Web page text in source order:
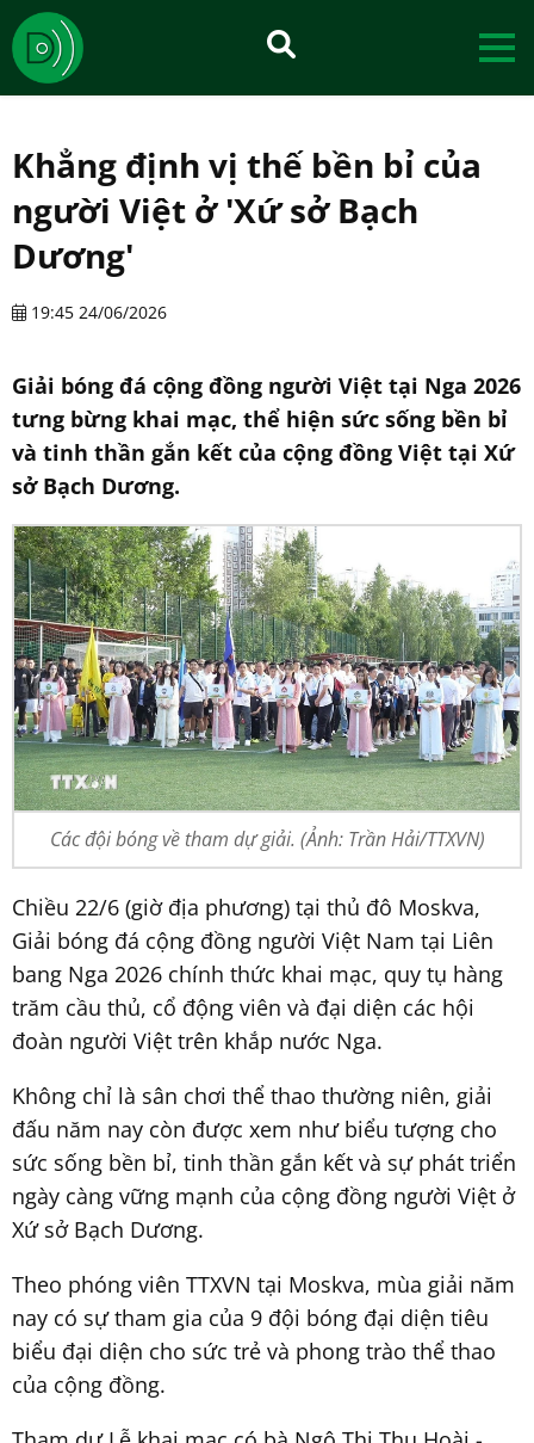
Khẳng định vị thế bền bỉ của
người Việt ở 'Xứ sở Bạch
Dương'
19:45 24/06/2026
Giải bóng đá cộng đồng người Việt tại Nga 2026
tưng bừng khai mạc, thể hiện sức sống bền bỉ
và tinh thần gắn kết của cộng đồng Việt tại Xứ
sở Bạch Dương.
Các đội bóng về tham dự giải. (Ảnh: Trần Hải/TTXVN)
Chiều 22/6 (giờ địa phương) tại thủ đô Moskva,
Giải bóng đá cộng đồng người Việt Nam tại Liên
bang Nga 2026 chính thức khai mạc, quy tụ hàng
trăm cầu thủ, cổ động viên và đại diện các hội
đoàn người Việt trên khắp nước Nga.
Không chỉ là sân chơi thể thao thường niên, giải
đấu năm nay còn được xem như biểu tượng cho
sức sống bền bỉ, tinh thần gắn kết và sự phát triển
ngày càng vững mạnh của cộng đồng người Việt ở
Xứ sở Bạch Dương.
Theo phóng viên TTXVN tại Moskva, mùa giải năm
nay có sự tham gia của 9 đội bóng đại diện tiêu
biểu đại diện cho sức trẻ và phong trào thể thao
của cộng đồng.